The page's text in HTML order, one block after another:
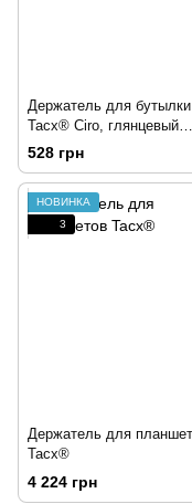
Держатель для бутылки
Tacx® Ciro, глянцевый
зеленый
528 грн
НОВИНКА
3
Держатель для планшетов
Tacx®
4 224 грн